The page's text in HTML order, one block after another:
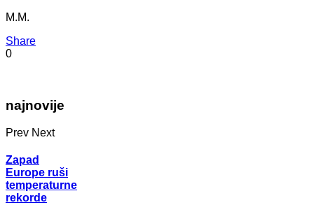
M.M.
Share
0
najnovije
Prev Next
Zapad
Europe ruši
temperaturne
rekorde